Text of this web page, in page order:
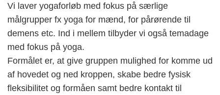
Vi laver yogaforløb med fokus på særlige
målgrupper fx yoga for mænd, for pårørende til
demens etc. Ind i mellem tilbyder vi også temadage
med fokus på yoga.
Formålet er, at give gruppen mulighed for komme ud
af hovedet og ned kroppen, skabe bedre fysisk
fleksibilitet og formåen samt bedre kontakt til